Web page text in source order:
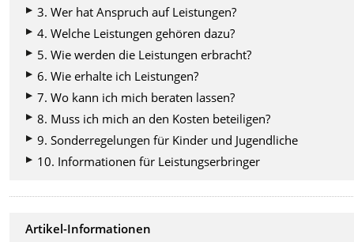
3. Wer hat Anspruch auf Leistungen?
4. Welche Leistungen gehören dazu?
5. Wie werden die Leistungen erbracht?
6. Wie erhalte ich Leistungen?
7. Wo kann ich mich beraten lassen?
8. Muss ich mich an den Kosten beteiligen?
9. Sonderregelungen für Kinder und Jugendliche
10. Informationen für Leistungserbringer
Artikel-Informationen